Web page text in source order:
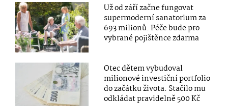
Už od září začne fungovat
supermoderní sanatorium za
693 milionů. Péče bude pro
vybrané pojištěnce zdarma
Otec dětem vybudoval
milionové investiční portfolio
do začátku života. Stačilo mu
odkládat pravidelně 500 Kč